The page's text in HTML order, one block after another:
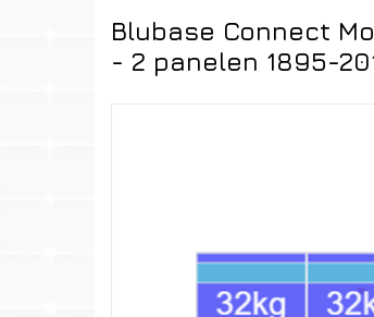
Blubase Connect
- 2 panelen 1895-